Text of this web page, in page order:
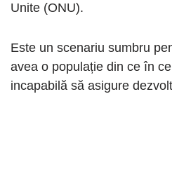
Unite (ONU).
Este un scenariu sumbru
avea o populație din ce în
incapabilă să asigure